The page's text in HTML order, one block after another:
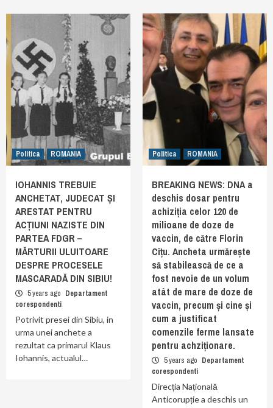
Politica ROMANIA
IOHANNIS TREBUIE
ANCHETAT, JUDECAT ȘI
ARESTAT PENTRU
ACȚIUNI NAZISTE DIN
PARTEA FDGR –
MĂRTURII ULUITOARE
DESPRE PROCESELE
MASCARADĂ DIN SIBIU!
5 years ago Departament
corespondenti
Potrivit presei din Sibiu, in
urma unei anchete a
rezultat ca primarul Klaus
Iohannis, actualul…
Politica ROMANIA
BREAKING NEWS: DNA a
deschis dosar pentru
achiziția celor 120 de
milioane de doze de
vaccin, de către Florin
Cîțu. Ancheta urmărește
să stabilească de ce a
fost nevoie de un volum
atât de mare de doze de
vaccin, precum și cine și
cum a justificat
comenzile ferme lansate
pentru achziționare.
5 years ago Departament
corespondenti
Direcția Națională
Anticorupție a deschis un